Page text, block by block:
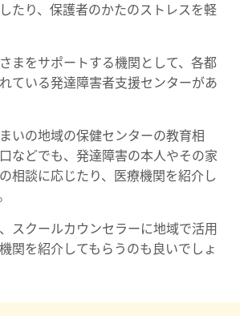
たり、保護者のかたのストレスを軽
まをサポートする機関として、各都
ている発達障害者支援センターがあ
いの地域の保健センターの教育相
などでも、発達障害の本人やその家
相談に応じたり、医療機関を紹介し
スクールカウンセラーに地域で活用
関を紹介してもらうのも良いでしょ